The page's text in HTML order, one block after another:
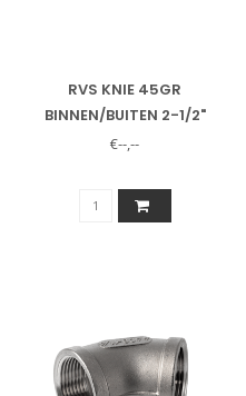
RVS KNIE 45GR
BINNEN/BUITEN 2-1/2"
€--,--